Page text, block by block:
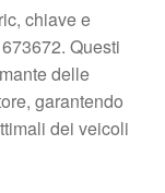
chiave e
Questi
delle
garantendo
dei veicoli